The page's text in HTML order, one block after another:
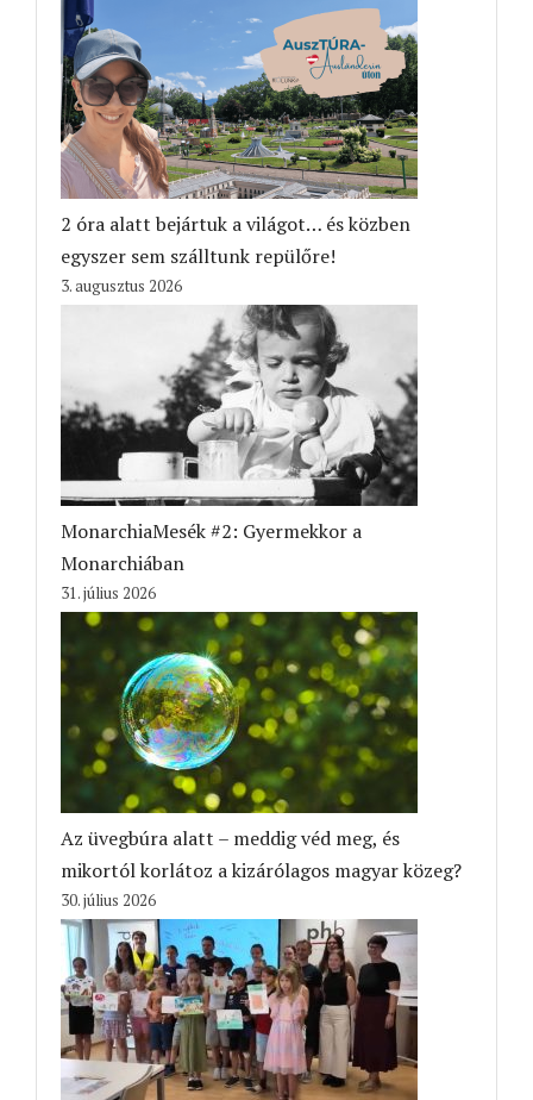
2 óra alatt bejártuk a világot… és közben
egyszer sem szálltunk repülőre!
3. augusztus 2026
MonarchiaMesék #2: Gyermekkor a
Monarchiában
31. július 2026
Az üvegbúra alatt – meddig véd meg, és
mikortól korlátoz a kizárólagos magyar közeg?
30. július 2026